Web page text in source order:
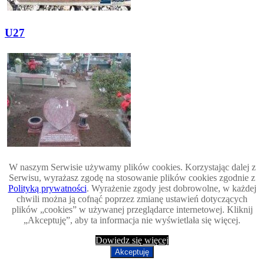
U27
U28
W naszym Serwisie używamy plików cookies. Korzystając dalej z
Serwisu, wyrażasz zgodę na stosowanie plików cookies zgodnie z
Polityką prywatności. Wyrażenie zgody jest dobrowolne, w każdej
chwili można ją cofnąć poprzez zmianę ustawień dotyczących
plików „cookies” w używanej przeglądarce internetowej. Kliknij
„Akceptuję”, aby ta informacja nie wyświetlała się więcej.
Dowiedz się więcej
Akceptuję